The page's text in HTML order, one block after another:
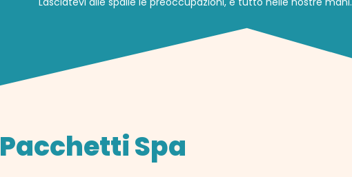
Pacchetti Spa